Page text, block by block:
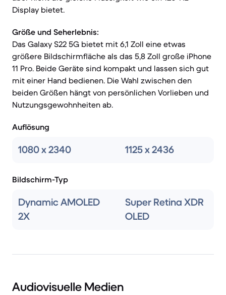
Display bietet.
Größe und Seherlebnis:
Das Galaxy S22 5G bietet mit 6,1 Zoll eine etwas
größere Bildschirmfläche als das 5,8 Zoll große iPhone
11 Pro. Beide Geräte sind kompakt und lassen sich gut
mit einer Hand bedienen. Die Wahl zwischen den
beiden Größen hängt von persönlichen Vorlieben und
Nutzungsgewohnheiten ab.
Auflösung
1080 x 2340 1125 x 2436
Bildschirm-Typ
Dynamic AMOLED
2X
Super Retina XDR
OLED
Audiovisuelle Medien